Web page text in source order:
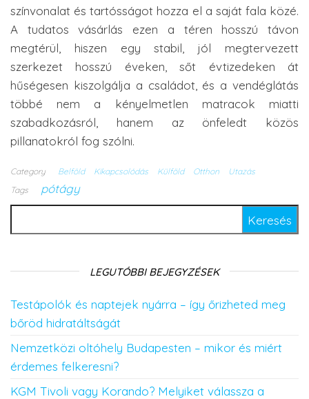
színvonalat és tartósságot hozza el a saját fala közé.
A tudatos vásárlás ezen a téren hosszú távon
megtérül, hiszen egy stabil, jól megtervezett
szerkezet hosszú éveken, sőt évtizedeken át
hűségesen kiszolgálja a családot, és a vendéglátás
többé nem a kényelmetlen matracok miatti
szabadkozásról, hanem az önfeledt közös
pillanatokról fog szólni.
Category Belföld Kikapcsolódás Külföld Otthon
Utazás
Tags
pótágy
LEGUTÓBBI BEJEGYZÉSEK
Testápolók és naptejek nyárra – így őrizheted meg
bőröd hidratáltságát
Nemzetközi oltóhely Budapesten – mikor és miért
érdemes felkeresni?
KGM Tivoli vagy Korando? Melyiket válassza a